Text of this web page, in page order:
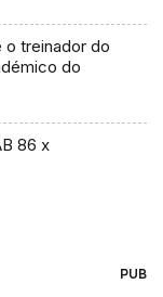
o treinador do
do
86 x
PUB